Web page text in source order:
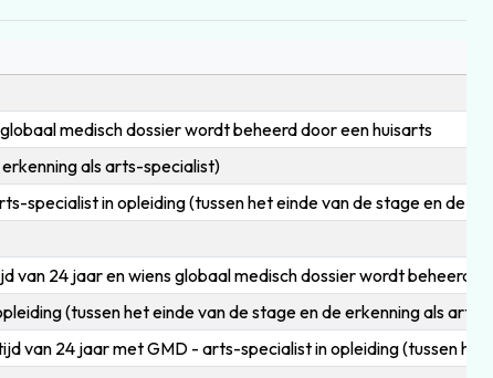
medisch dossier wordt beheerd door een huisarts
als arts-specialist)
specialist in opleiding (tussen het einde van de stage en de
24 jaar en wiens globaal medisch dossier wordt beheerd
(tussen het einde van de stage en de erkenning als arts-
24 jaar met GMD - arts-specialist in opleiding (tussen